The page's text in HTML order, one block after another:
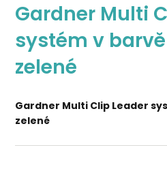
Gardner Multi
systém v
zelené
Gardner Multi Clip Leader
zelené